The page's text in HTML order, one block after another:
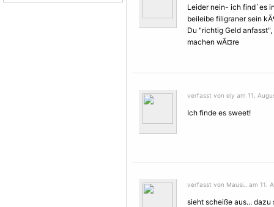
Leider nein- ich find`es
beileibe filigraner sein
Du "richtig Geld
machen wÃ¤re
verfasst von eiy am 11.
Ich finde es sweet!
verfasst von Mausi.. am 11.
sieht scheiße aus...